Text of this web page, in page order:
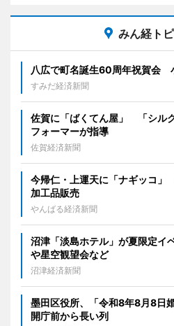
みん経ト
八広で町名誕生60周年祝賀会
すみだ経済新聞
佐賀に「ばくてん屋」 「シル
フォーマーが指導
佐賀経済新聞
今帰仁・上運天に「ナギッコ
加工品販売
やんばる経済新聞
沼津「淡島ホテル」が夏限定
や星空観望会など
沼津経済新聞
墨田区役所、「令和8年8月8日
開庁前から長い列